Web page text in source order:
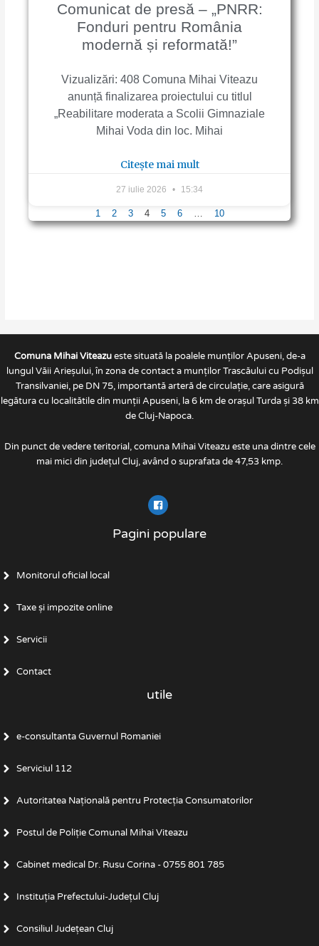
Comunicat de presă – „PNRR:
Fonduri pentru România
modernă și reformată!”
Vizualizări: 408 Comuna Mihai Viteazu
anunță finalizarea proiectului cu titlul
„Reabilitare moderata a Scolii Gimnaziale
Mihai Voda din loc. Mihai
Citește mai mult
27 iulie 2026 15:34
1 2 3 4 5 6 … 10
Comuna Mihai Viteazueste situată la poalele munților Apuseni, de-a
lungul Văii Arieșului, în zona de contact a munților Trascăului cu Podișul
Transilvaniei, pe DN 75, importantă arteră de circulație, care asigură
legătura cu localitătile din munții Apuseni, la 6 km de orașul Turda și 38 km
de Cluj-Napoca.
Din punct de vedere teritorial, comuna Mihai Viteazu este una dintre cele
mai mici din județul Cluj, având o suprafata de 47,53 kmp.
Pagini populare
Monitorul oficial local
Taxe și impozite online
Servicii
Contact
utile
e-consultanta Guvernul Romaniei
Serviciul 112
Autoritatea Națională pentru Protecția Consumatorilor
Postul de Poliţie Comunal Mihai Viteazu
Cabinet medical Dr. Rusu Corina - 0755 801 785
Instituția Prefectului-Județul Cluj
Consiliul Județean Cluj